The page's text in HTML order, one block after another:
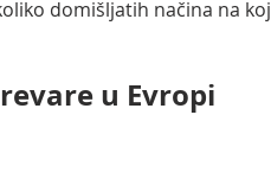
domišljatih načina na
u Evropi